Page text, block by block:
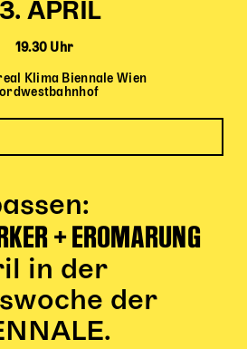
pädagogische Institutionen
APRIL
19.30 Uhr
Klima Biennale Wien
+ EROMARUNG
in der
der